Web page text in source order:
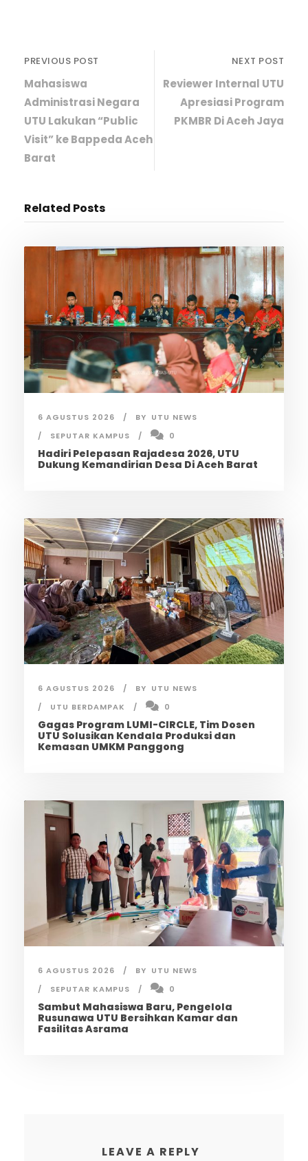
PREVIOUS POST
Mahasiswa
Administrasi Negara
UTU Lakukan “Public
Visit” ke Bappeda Aceh
Barat
NEXT POST
Reviewer Internal UTU
Apresiasi Program
PKMBR Di Aceh Jaya
Related Posts
6 AGUSTUS 2026 BY UTU NEWS
SEPUTAR KAMPUS
0
Hadiri Pelepasan Rajadesa 2026, UTU
Dukung Kemandirian Desa Di Aceh Barat
6 AGUSTUS 2026 BY UTU NEWS
UTU BERDAMPAK
0
Gagas Program LUMI-CIRCLE, Tim Dosen
UTU Solusikan Kendala Produksi dan
Kemasan UMKM Panggong
6 AGUSTUS 2026 BY UTU NEWS
SEPUTAR KAMPUS
0
Sambut Mahasiswa Baru, Pengelola
Rusunawa UTU Bersihkan Kamar dan
Fasilitas Asrama
LEAVE A REPLY